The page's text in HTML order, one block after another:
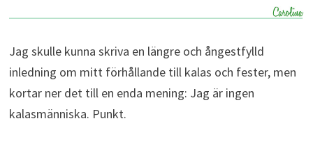
Jag skulle kunna skriva en längre och ångestfylld
inledning om mitt förhållande till kalas och fester, men
kortar ner det till en enda mening: Jag är ingen
kalasmänniska. Punkt.